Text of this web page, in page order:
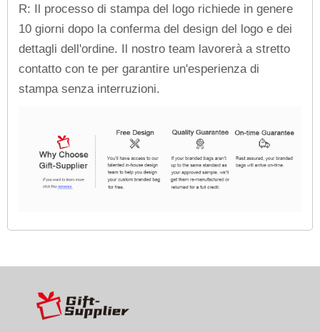
R: Il processo di stampa del logo richiede in genere
10 giorni dopo la conferma del design del logo e dei
dettagli dell'ordine. Il nostro team lavorerà a stretto
contatto con te per garantire un'esperienza di
stampa senza interruzioni.